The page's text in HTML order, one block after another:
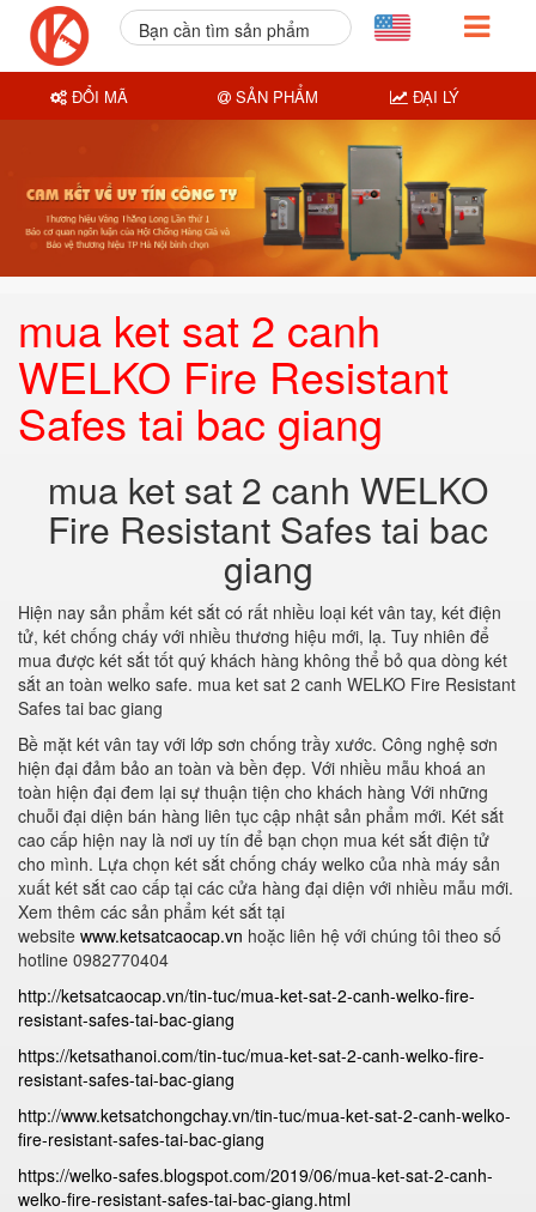
mua ket sat 2 canh
WELKO Fire Resistant
Safes tai bac giang
mua ket sat 2 canh WELKO
Fire Resistant Safes tai bac
giang
Hiện nay sản phẩm két sắt có rất nhiều loại két vân tay, két điện
tử, két chống cháy với nhiều thương hiệu mới, lạ. Tuy nhiên để
mua được két sắt tốt quý khách hàng không thể bỏ qua dòng két
sắt an toàn welko safe. mua ket sat 2 canh WELKO Fire Resistant
Safes tai bac giang
Bề mặt két vân tay với lớp sơn chống trầy xước. Công nghệ sơn
hiện đại đảm bảo an toàn và bền đẹp. Với nhiều mẫu khoá an
toàn hiện đại đem lại sự thuận tiện cho khách hàng Với những
chuỗi đại diện bán hàng liên tục cập nhật sản phẩm mới. Két sắt
cao cấp hiện nay là nơi uy tín để bạn chọn mua két sắt điện tử
cho mình. Lựa chọn két sắt chống cháy welko của nhà máy sản
xuất két sắt cao cấp tại các cửa hàng đại diện với nhiều mẫu mới.
Xem thêm các sản phẩm két sắt tại
website www.ketsatcaocap.vn hoặc liên hệ với chúng tôi theo số
hotline 0982770404
http://ketsatcaocap.vn/tin-tuc/mua-ket-sat-2-canh-welko-fire-
resistant-safes-tai-bac-giang
https://ketsathanoi.com/tin-tuc/mua-ket-sat-2-canh-welko-fire-
resistant-safes-tai-bac-giang
http://www.ketsatchongchay.vn/tin-tuc/mua-ket-sat-2-canh-welko-
fire-resistant-safes-tai-bac-giang
https://welko-safes.blogspot.com/2019/06/mua-ket-sat-2-canh-
welko-fire-resistant-safes-tai-bac-giang.html
Bạn cần tìm sản phẩm
ĐỔI MÃ SẢN PHẨM ĐẠI LÝ